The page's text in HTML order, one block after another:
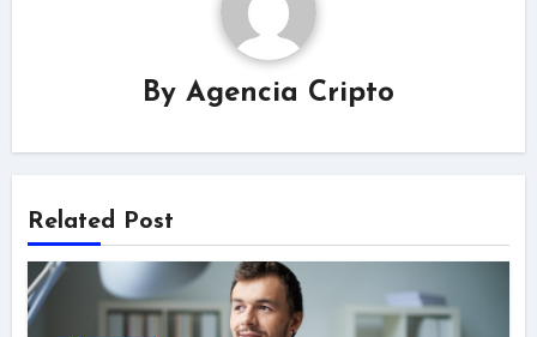
By Agencia Cripto
Related Post